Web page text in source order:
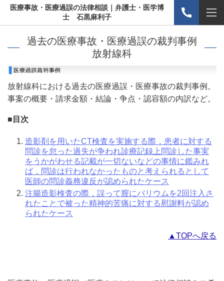
医療事故・医療過誤の法律相談｜弁護士・医学博
士 石黒麻利子
過去の医療事故・医療過誤の裁判事例
放射線科
放射線科における過去の医療過誤・医療事故の裁判事例。
事案の概要・請求金額・結論・争点・認容額の内訳など。
■目次
造影剤を用いたCT検査を実施する際，患者に対する
問診を怠った過失が争われ診療記録上問診した事実
をうかがわせる記載が一切ないなどの事情に鑑みれ
ば，問診は行われなかったものと考えられるとして
医師の問診義務違反が認められたケース
注腸造影検査の際，誤って膣にバリウムを2回注入さ
れたことで被った精神的苦痛に対する慰謝料が認め
られたケース
▲TOPへ戻る